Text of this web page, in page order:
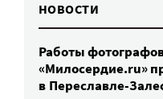
НОВОСТИ
Работы
«Милосердие.ru»
в Переславле-